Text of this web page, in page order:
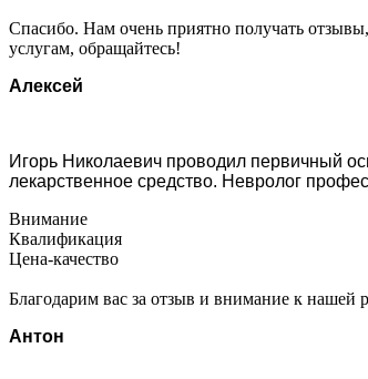
Спасибо. Нам очень приятно получать
услугам, обращайтесь!
Алексей
Игорь Николаевич проводил первичный
лекарственное средство. Невролог
Внимание
Квалификация
Цена-качество
Благодарим вас за отзыв и внимание к нашей
Антон